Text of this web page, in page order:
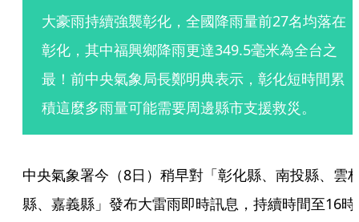
大豪雨持續強襲彰化，全國降雨量前27名均落在
彰化，其中福興鄉降雨更達349.5毫米為全台之
最！前中央氣象局長鄭明典表示，彰化短時間累
積這麼多雨量可能需要周邊縣市支援救災。
中央氣象署今（8日）稍早對「彰化縣、南投縣、雲
縣、嘉義縣」發布大雷雨即時訊息，持續時間至16時